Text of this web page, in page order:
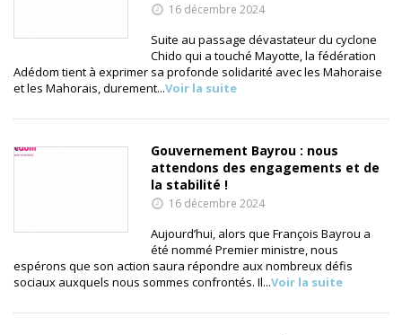
16 décembre 2024
Suite au passage dévastateur du cyclone
Chido qui a touché Mayotte, la fédération
Adédom tient à exprimer sa profonde solidarité avec les Mahoraise
et les Mahorais, durement...Voir la suite
Gouvernement Bayrou : nous
attendons des engagements et de
la stabilité !
16 décembre 2024
Aujourd’hui, alors que François Bayrou a
été nommé Premier ministre, nous
espérons que son action saura répondre aux nombreux défis
sociaux auxquels nous sommes confrontés. Il...Voir la suite